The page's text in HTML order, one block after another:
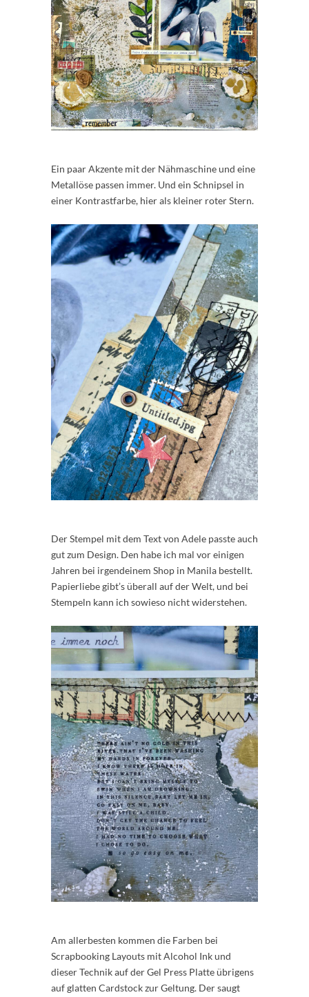
Ein paar Akzente mit der Nähmaschine und eine
Metallöse passen immer. Und ein Schnipsel in
einer Kontrastfarbe, hier als kleiner roter Stern.
Der Stempel mit dem Text von Adele passte auch
gut zum Design. Den habe ich mal vor einigen
Jahren bei irgendeinem Shop in Manila bestellt.
Papierliebe gibt’s überall auf der Welt, und bei
Stempeln kann ich sowieso nicht widerstehen.
Am allerbesten kommen die Farben bei
Scrapbooking Layouts mit Alcohol Ink und
dieser Technik auf der Gel Press Platte übrigens
auf glatten Cardstock zur Geltung. Der saugt